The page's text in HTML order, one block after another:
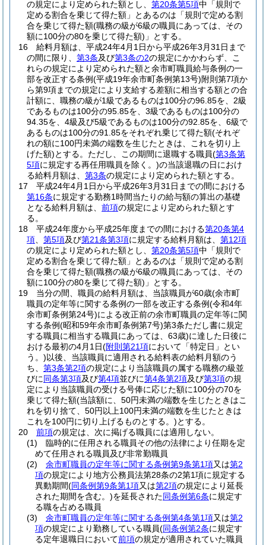
の規定により定められた額とし、 第20条第5項中「規則で
定める割合を乗じて得た額」とあるのは「規則で定める割
合を乗じて得た額(職務の級が6級の職員にあっては、その
額に100分の80を乗じて得た額) 」とする。
16
給料月額は、平成24年4月1日から平成26年3月31日まで
の間に限り、 第3条及び第3条の2の規定にかかわらず、こ
れらの規定により定められた額と余市町職員給与条例の一
部を改正する条例(平成19年余市町条例第13号)附則第7項か
ら第9項までの規定により支給する差額に相当する額との合
計額に、職務の級が1級であるものは100分の96.85を、2級
であるものは100分の95.85を、3級であるものは100分の
94.35を、4級及び5級であるものは100分の92.85を、6級で
あるものは100分の91.85をそれぞれ乗じて得た額(それぞ
れの額に100円未満の端数を生じたときは、これを切り上
げた額)とする。 ただし、この期間に退職する職員(第3条第
5項に規定する再任用職員を除く。)の当該退職の日におけ
る給料月額は、 第3条の規定により定められた額とする。
17
平成24年4月1日から平成26年3月31日までの間における
第16条に規定する勤務1時間当たりの給与額の算出の基礎
となる給料月額は、 前項の規定により定められた額とす
る。
18
平成24年度から平成25年度までの間における第20条第4
項
第5項及び第21条第3項に規定する給料月額は、 第12項
の規定により定められた額とし、 第20条第5項中「規則で
定める割合を乗じて得た額」とあるのは「規則で定める割
合を乗じて得た額(職務の級が6級の職員にあっては、その
額に100分の80を乗じて得た額) 」とする。
19
当分の間、職員の給料月額は、当該職員が60歳(余市町
職員の定年等に関する条例の一部を改正する条例(令和4年
余市町条例第24号)による改正前の余市町職員の定年等に関
する条例(昭和59年余市町条例第7号)第3条ただし書に規定
する職員に相当する職員にあっては、63歳)に達した日後に
おける最初の4月1日(附則第21項において「特定日」とい
う。)以後、当該職員に適用される給料表の給料月額のう
ち、 第3条第2項の規定により当該職員の属する職務の級並
びに同条第3項及び第4項並びに第4条第2項及び第3項の規
定により当該職員の受ける号俸に応じた額に100分の70を
乗じて得た額(当該額に、50円未満の端数を生じたときはこ
れを切り捨て、50円以上100円未満の端数を生じたときは
これを100円に切り上げるものとする。)とする。
20
前項の規定は、次に掲げる職員には適用しない。
(1)
臨時的に任用される職員その他の法律により任期を定
めて任用される職員及び非常勤職員
(2)
余市町職員の定年等に関する条例第9条第1項又は第2
項の規定により地方公務員法第28条の2第1項に規定する
異動期間(同条例第9条第1項又は第2項の規定により延長
された期間を含む。)を延長された同条例第6条に規定す
る職を占める職員
(3)
余市町職員の定年等に関する条例第4条第1項又は第2
項の規定により勤務している職員(同条例第2条に規定す
る定年退職日において前項の規定が適用されていた職員